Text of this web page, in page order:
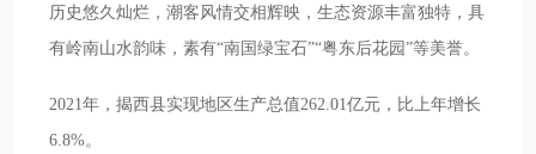
历史悠久灿烂，潮客风情交相辉映，生态资源丰富独特，具
有岭南山水韵味，素有“南国绿宝石”“粤东后花园”等美誉。
2021年，揭西县实现地区生产总值262.01亿元，比上年增长
6.8%。